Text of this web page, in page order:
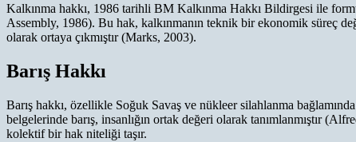
Kalkınma hakkı, 1986 tarihli BM Kalkınma Hakkı Bildirgesi ile
Assembly, 1986). Bu hak, kalkınmanın teknik bir ekonomik süreç
olarak ortaya çıkmıştır (Marks, 2003).
Barış Hakkı
Barış hakkı, özellikle Soğuk Savaş ve nükleer silahlanma
belgelerinde barış, insanlığın ortak değeri olarak tanımlanmıştır
kolektif bir hak niteliği taşır.